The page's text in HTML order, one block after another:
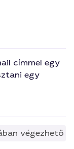
címmel egy
egy
végezhető